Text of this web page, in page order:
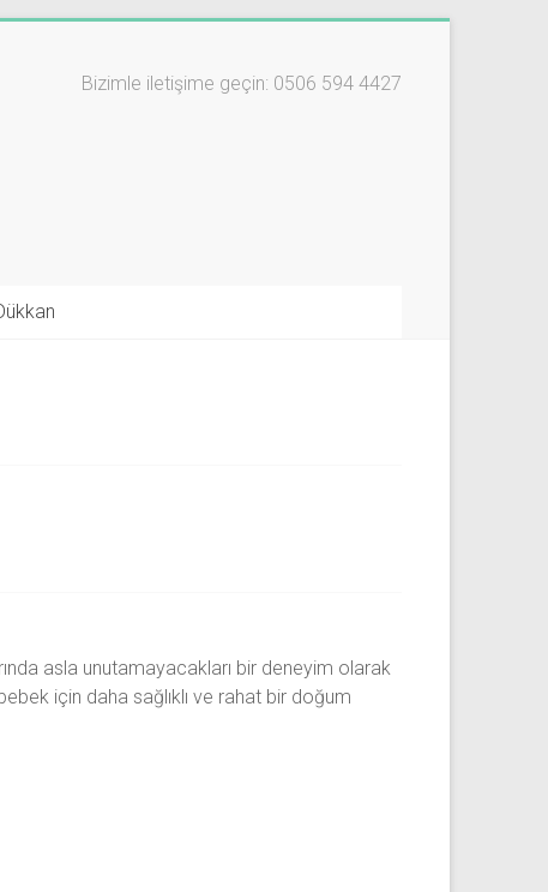
Bizimle iletişime geçin: 0506 594 4427
asla unutamayacakları bir deneyim olarak
için daha sağlıklı ve rahat bir doğum